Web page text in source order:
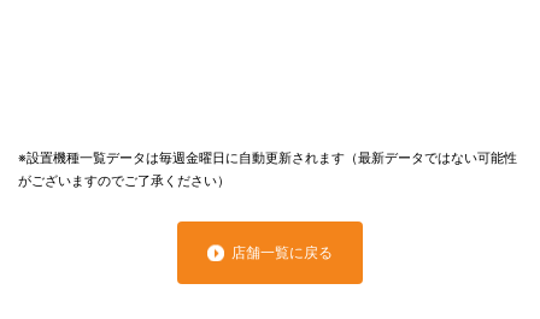
※設置機種一覧データは毎週金曜日に自動更新されます（最新データではない可能性
がございますのでご了承ください）
店舗一覧に戻る